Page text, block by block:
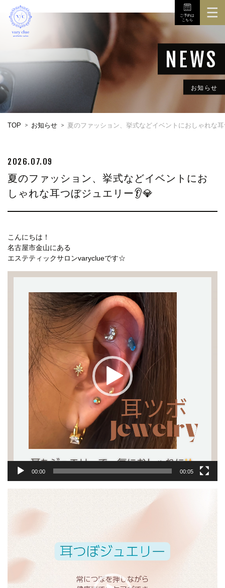
3Dボディスキャナ
店舗
ご予約は
こちら
お知らせ
TOP お知らせ 夏のファッション、挙式などイベントにおしゃれな
2026.07.09
夏のファッション、挙式などイベントにお
しゃれな耳つぼジュエリー👂💎
こんにちは！
名古屋市金山にある
エステティックサロンvaryclueです☆
動
00:00 00:05